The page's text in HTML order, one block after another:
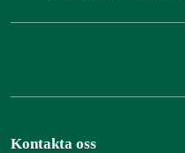
Kontakta oss